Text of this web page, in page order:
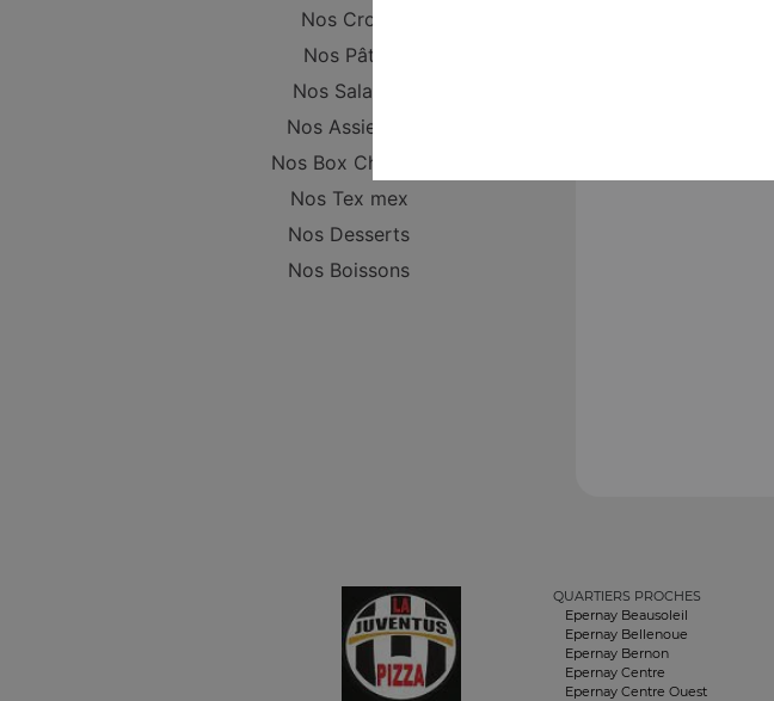
Nos Croqs
Nos Pâtes
Nos Salades
Nos Assiettes
Nos Box Chicken
Nos Tex mex
Nos Desserts
Nos Boissons
QUARTIERS PROCHES
Epernay Beausoleil
Epernay Bellenoue
Epernay Bernon
Epernay Centre
Epernay Centre Ouest